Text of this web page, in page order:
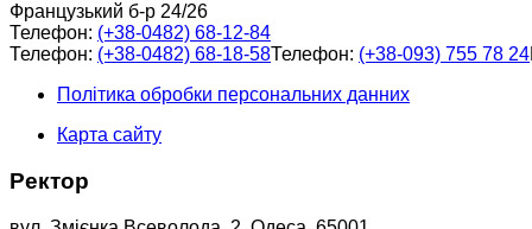
Французький б-р 24/26
Телефон: (+38-0482) 68-12-84
Телефон: (+38-0482) 68-18-58Телефон: (+38-093) 755 78 24
Політика обробки персональних данних
Карта сайту
Ректор